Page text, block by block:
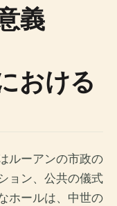
義
おける
ルーアンの市政の
ョン、公共の儀式
ホールは、中世の